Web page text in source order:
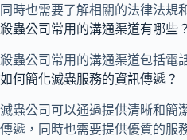
同時也需要了解相關的法律法規
殺蟲公司常用的溝通渠道有哪些？
殺蟲公司常用的溝通渠道包括電
如何簡化滅蟲服務的資訊傳遞？
滅蟲公司可以通過提供清晰和簡
傳遞，同時也需要提供優質的服